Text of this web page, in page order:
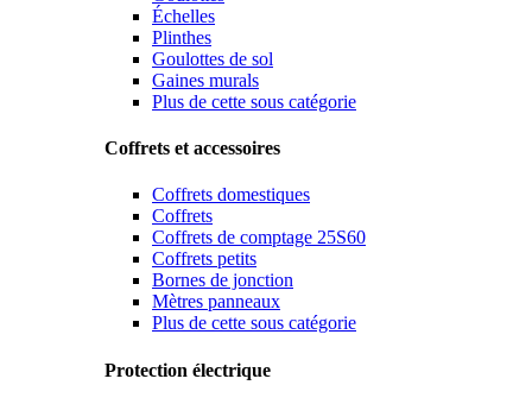
Échelles
Plinthes
Goulottes de sol
Gaines murals
Plus de cette sous catégorie
Coffrets et accessoires
Coffrets domestiques
Coffrets
Coffrets de comptage 25S60
Coffrets petits
Bornes de jonction
Mètres panneaux
Plus de cette sous catégorie
Protection électrique